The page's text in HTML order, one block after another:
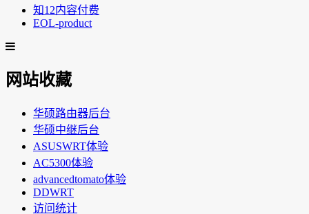
知12内容付费
EOL-product
网站收藏
华硕路由器后台
华硕中继后台
ASUSWRT体验
AC5300体验
advancedtomato体验
DDWRT
访问统计